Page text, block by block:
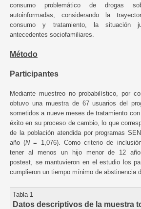
consumo problemático de drogas
autoinformadas, considerando la
consumo y tratamiento, la situación
antecedentes sociofamiliares.
Método
Participantes
Mediante muestreo no probabilístico, por
obtuvo una muestra de 67 usuarios del
sometidos a nueve meses de tratamiento
éxito en su proceso de cambio, lo que
de la población atendida por programas
año (N= 1,076). Como criterio de
tener al menos un hijo menor de 12
postest, se mantuvieron en el estudio los
cumplieron un tiempo mínimo de abstinencia
Tabla 1
Datos descriptivos de la muestra